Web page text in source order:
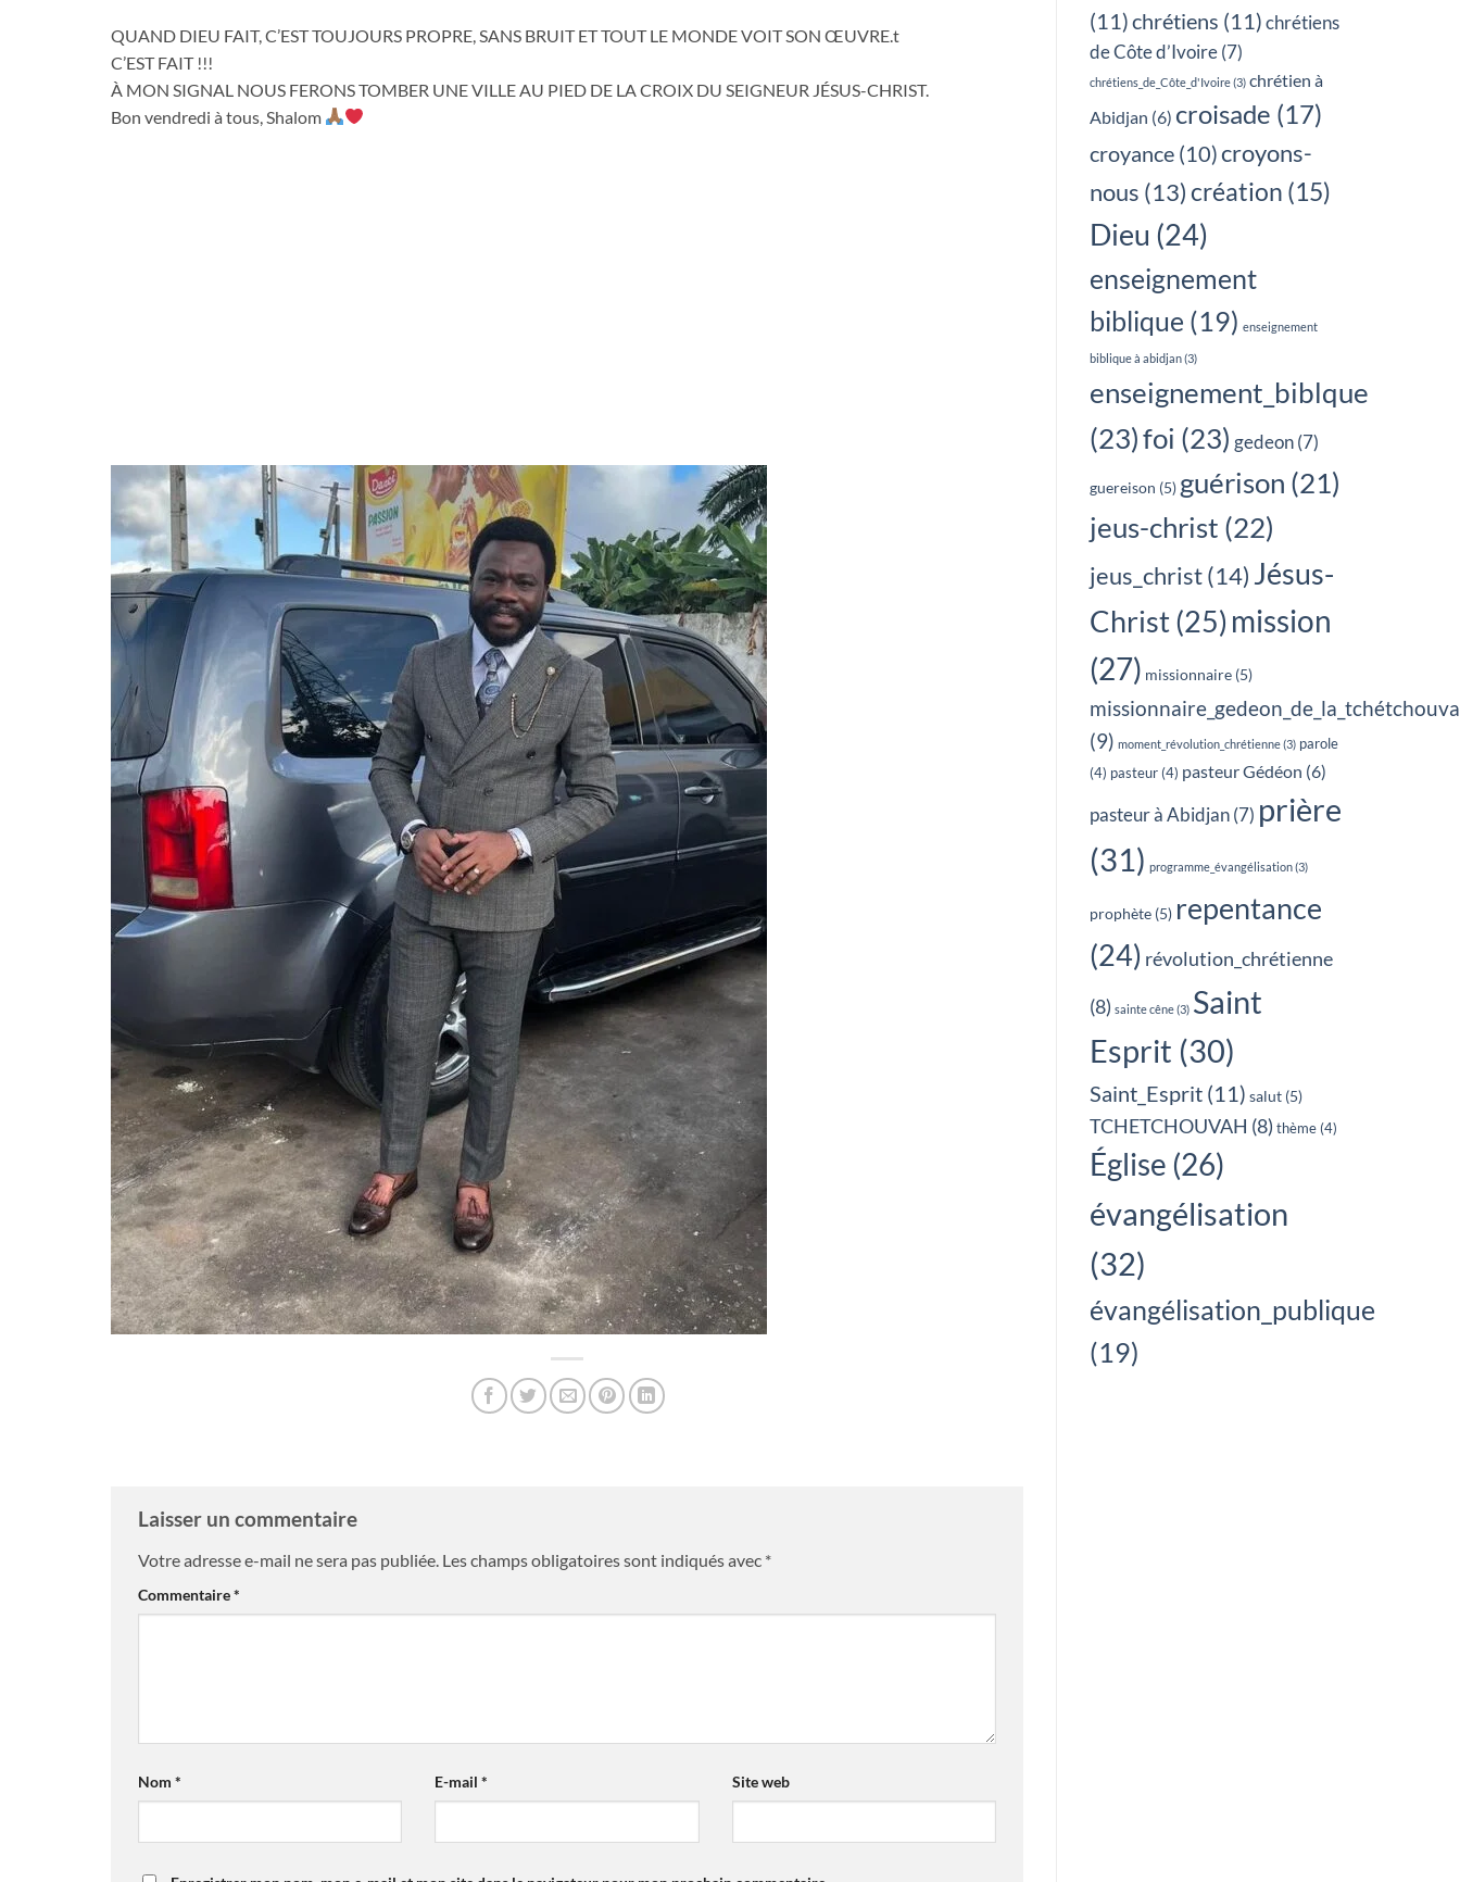
QUAND DIEU FAIT, C’EST TOUJOURS PROPRE, SANS BRUIT ET TOUT LE MONDE VOIT SON ŒUVRE.t
C’EST FAIT !!!
À MON SIGNAL NOUS FERONS TOMBER UNE VILLE AU PIED DE LA CROIX DU SEIGNEUR JÉSUS-CHRIST.
Bon vendredi à tous, Shalom
Laisser un commentaire
Votre adresse e-mail ne sera pas publiée. Les champs obligatoires sont indiqués avec *
Commentaire*
Nom * E-mail* Site web
(11)chrétiens (11)chrétiens
de Côte d’Ivoire(7)
chrétiens_de_Côte_d'Ivoire(3) chrétien à
Abidjan (6) croisade (17)
croyance (10)croyons-
nous (13)création (15)
Dieu (24)
enseignement
biblique (19) enseignement
biblique à abidjan(3)
enseignement_biblque
(23)foi (23) gedeon(7)
guereison (5) guérison (21)
jeus-christ (22)
jeus_christ(14) Jésus-
Christ(25) mission
(27) missionnaire (5)
(9) moment_révolution_chrétienne(3) parole
(4) pasteur (4) pasteur Gédéon (6)
pasteur à Abidjan(7) prière
(31) programme_évangélisation(3)
prophète (5) repentance
(24) révolution_chrétienne
(8) sainte cêne(3) Saint
Esprit (30)
Saint_Esprit (11) salut (5)
TCHETCHOUVAH (8) thème (4)
Église (26)
évangélisation
(32)
évangélisation_publique
(19)